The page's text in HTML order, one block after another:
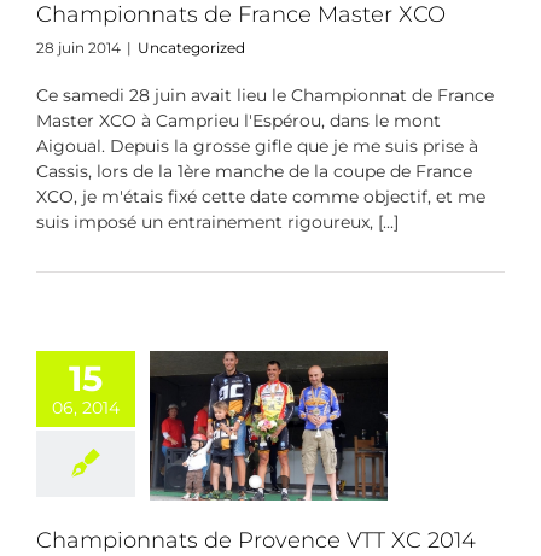
Championnats de France Master XCO
28 juin 2014 | Uncategorized
Ce samedi 28 juin avait lieu le Championnat de France
Master XCO à Camprieu l'Espérou, dans le mont
Aigoual. Depuis la grosse gifle que je me suis prise à
Cassis, lors de la 1ère manche de la coupe de France
XCO, je m'étais fixé cette date comme objectif, et me
suis imposé un entrainement rigoureux, [...]
15
06, 2014
de
Championnats de Provence VTT XC 2014